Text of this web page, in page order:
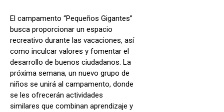
El campamento “Pequeños Gigantes”
busca proporcionar un espacio
recreativo durante las vacaciones, así
como inculcar valores y fomentar el
desarrollo de buenos ciudadanos. La
próxima semana, un nuevo grupo de
niños se unirá al campamento, donde
se les ofrecerán actividades
similares que combinan aprendizaje y